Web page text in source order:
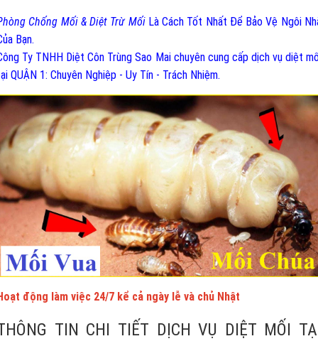
Chống Mối & Diệt Trừ MốiLà Cách Tốt Nhất Để Bảo Vệ Ngôi
Bạn.
Ty TNHH Diệt Côn Trùng Sao Mai chuyên cung cấp dịch vụ diệt
QUẬN 1: Chuyên Nghiệp - Uy Tín - Trách Nhiệm.
động làm việc 24/7 kể cả ngày lễ và chủ Nhật
TIN CHI TIẾT DỊCH VỤ DIỆT MỐI